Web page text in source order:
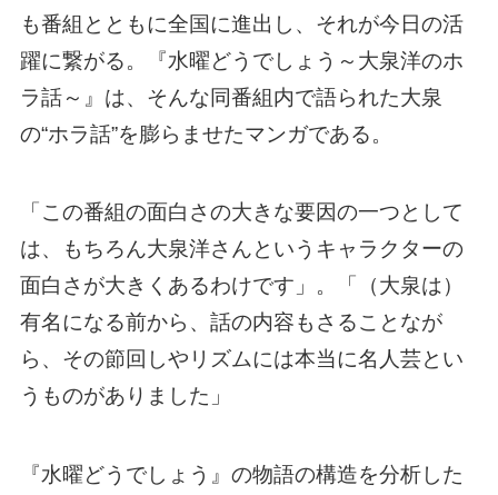
も番組とともに全国に進出し、それが今日の活
躍に繋がる。『水曜どうでしょう～大泉洋のホ
ラ話～』は、そんな同番組内で語られた大泉
の“ホラ話”を膨らませたマンガである。
「この番組の面白さの大きな要因の一つとして
は、もちろん大泉洋さんというキャラクターの
面白さが大きくあるわけです」。「（大泉は）
有名になる前から、話の内容もさることなが
ら、その節回しやリズムには本当に名人芸とい
うものがありました」
『水曜どうでしょう』の物語の構造を分析した